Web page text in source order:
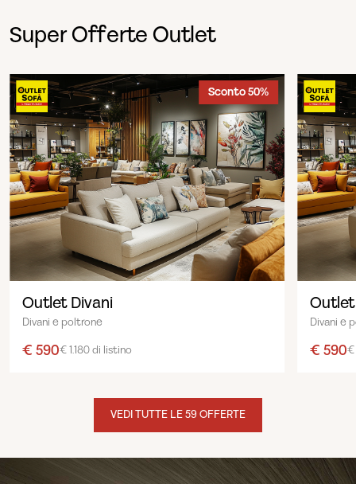
Super Offerte Outlet
Sconto 50%
Outlet Divani
Divani e poltrone
€ 590€ 1.180 di listino
Divani e
€ 590€
VEDI TUTTE LE 59 OFFERTE